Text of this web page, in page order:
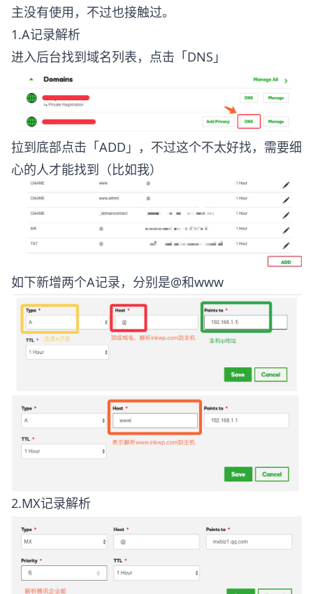
主没有使用，不过也接触过。
1.A记录解析
进入后台找到域名列表，点击「DNS」
拉到底部点击「ADD」，不过这个不太好找，需要细
心的人才能找到（比如我）
如下新增两个A记录，分别是@和www
2.MX记录解析